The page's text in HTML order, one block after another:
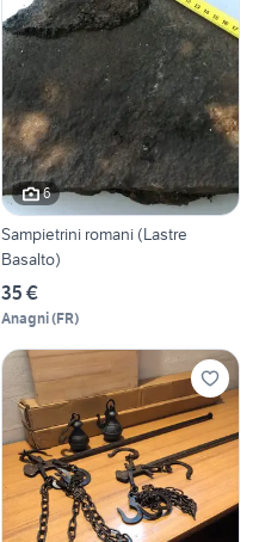
6
Sampietrini romani (Lastre
Basalto)
35 €
Anagni(FR)